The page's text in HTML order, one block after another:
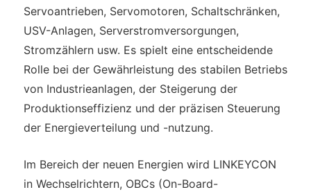
Servoantrieben, Servomotoren, Schaltschränken,
USV-Anlagen, Serverstromversorgungen,
Stromzählern usw. Es spielt eine entscheidende
Rolle bei der Gewährleistung des stabilen Betriebs
von Industrieanlagen, der Steigerung der
Produktionseffizienz und der präzisen Steuerung
der Energieverteilung und -nutzung.
Im Bereich der neuen Energien wird LINKEYCON
in Wechselrichtern, OBCs (On-Board-